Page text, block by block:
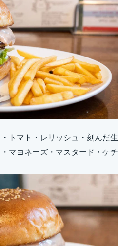
トマト・レリッシュ・刻んだ生
マヨネーズ・マスタード・ケチ